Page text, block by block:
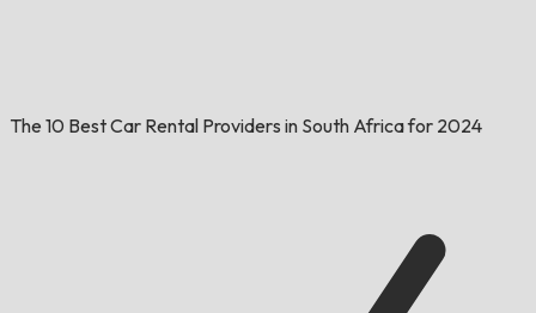
The 10 Best Car Rental Providers in South Africa for 2024